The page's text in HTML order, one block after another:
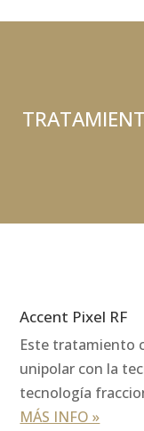
Accent Pixel RF
Este tratamiento
unipolar con la
tecnología
MÁS INFO »